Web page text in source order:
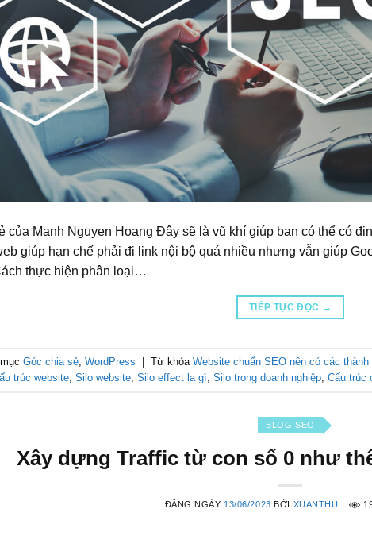
của Manh Nguyen Hoang Đây sẽ là vũ khí giúp bạn có thể có
giúp hạn chế phải đi link nội bộ quá nhiều nhưng vẫn giúp
thực hiện phân loại…
TIẾP TỤC ĐỌC →
Góc chia sẻ, WordPress Từ khóa Website chuẩn SEO nên có các thành
trúc website, Silo website, Silo effect la gì Silo trong doanh nghiệp, Cấu trúc
BLOG SEO
Xây dựng Traffic từ con số 0 như
ĐĂNG NGÀY13/06/2023 BỞI XUANTHU